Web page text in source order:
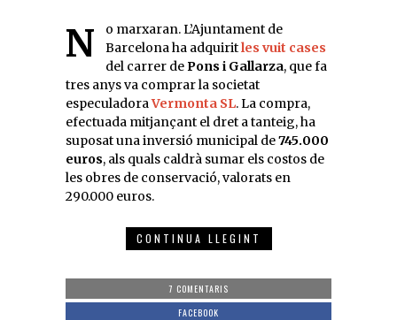
No marxaran. L’Ajuntament de Barcelona ha adquiritles vuit cases
del carrer dePons i Gallarza, que fa
tres anys va comprar la societat
especuladoraVermonta SL. La compra,
efectuada mitjançant el dret a tanteig, ha
suposat una inversió municipal de745.000
euros, als quals caldrà sumar els costos de
les obres de conservació, valorats en
290.000 euros.
CONTINUA LLEGINT
7 COMENTARIS
FACEBOOK